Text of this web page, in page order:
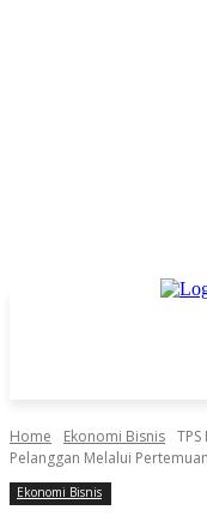
Home Ekonomi Bisnis
Pelanggan Melalui
Ekonomi Bisnis